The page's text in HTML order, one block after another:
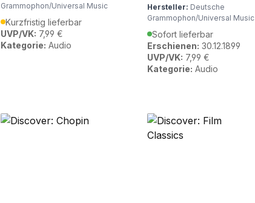
Grammophon/Universal Music
Kurzfristig lieferbar
UVP/VK: 7,99 €
Kategorie: Audio
Hersteller: Deutsche
Grammophon/Universal Music
Sofort lieferbar
Erschienen: 30.12.1899
UVP/VK: 7,99 €
Kategorie: Audio